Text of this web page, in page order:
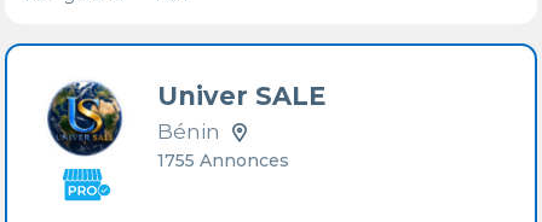
Univer SALE
Bénin
1755 Annonces